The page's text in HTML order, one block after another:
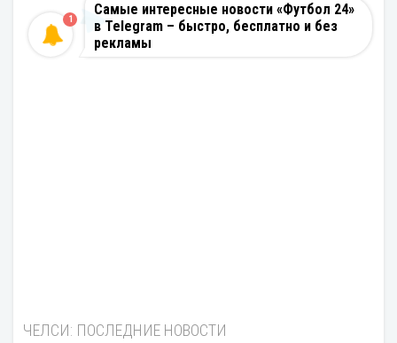
Самые интересные новости «Футбол 24»
в Telegram – быстро, бесплатно и без
рекламы
1
ЧЕЛСИ: ПОСЛЕДНИЕ НОВОСТИ